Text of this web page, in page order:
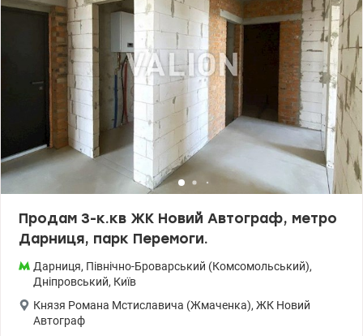
дизайнерським оформленням та консьєрж-сервісом, а також
має систему контролю доступу. Закрита територія з
відеоспостереженням 24/7, підземний паркінг з ліфтом.
Облаштований дитячий майданчик. Поруч із ЖК розвинена
інфраструктура необхідна для комфортного проживання:
магазини, аптеки, маркети, кав’ярні, банкомати, відділення
пошти, ринок, лікарні, університет, коледж, парк «Перемога» з
озером, ліс. Зручна транспортна доступність -метро Дарниця –
20 хв пішки. Поруч супермаркети: Сільпо, Варус, Новус, Ринок
Юність Ціна : 85000 у.о. Тел. 050 355 37 46 Катерина valion.ua/
1150627
Продам 3-к.кв ЖК Новий Автограф, метро
Дарниця, парк Перемоги.
Дарниця, Північно-Броварський (Комсомольський),
Дніпровський, Київ
Князя Романа Мстиславича (Жмаченка), ЖК Новий
Автограф